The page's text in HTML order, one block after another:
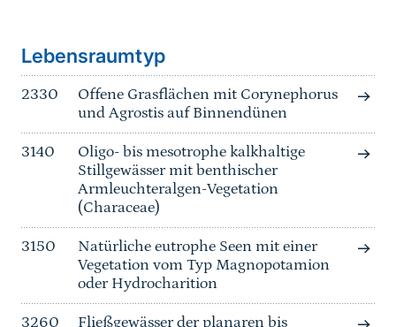
Lebensraumtyp
2330
Offene Grasflächen mit Corynephorus
und Agrostis auf Binnendünen
3140
Oligo- bis mesotrophe kalkhaltige
Stillgewässer mit benthischer
Armleuchteralgen-Vegetation
(Characeae)
3150
Natürliche eutrophe Seen mit einer
Vegetation vom Typ Magnopotamion
oder Hydrocharition
3260
Fließgewässer der planaren bis